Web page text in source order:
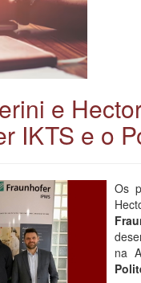
e
IKTS e o
Os
na